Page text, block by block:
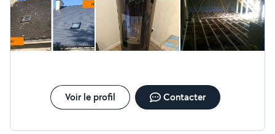
Voir le profil Contacter